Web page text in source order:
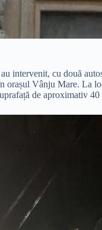
intervenit, cu două
Vânju Mare. La
de aproximativ